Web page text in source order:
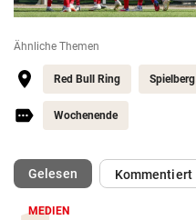
Ähnliche Themen
Red Bull Ring Spielberg
Wochenende
Gelesen(ausgewählt)Kommentiert
MEDIEN